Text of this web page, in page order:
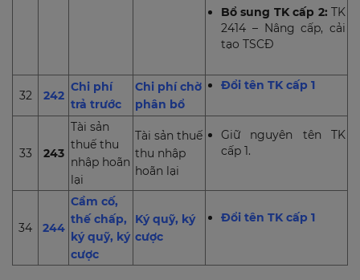
Bổ sung TK cấp 2: TK
2414 – Nâng cấp, cải
tạo TSCĐ
32 242
Chi phí
trả trước
Chi phí chờ
phân bổ
Đổi tên TK cấp 1
33 243
Tài sản
thuế thu
nhập hoãn
lại
Tài sản thuế
thu nhập
hoãn lại
Giữ nguyên tên TK
cấp 1.
34 244
Cầm cố,
thế chấp,
ký quỹ, ký
cược
Ký quỹ, ký
cược
Đổi tên TK cấp 1